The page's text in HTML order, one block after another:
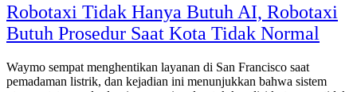
Robotaxi Tidak Hanya Butuh AI, Robotaxi
Butuh Prosedur Saat Kota Tidak Normal
Waymo sempat menghentikan layanan di San Francisco saat
pemadaman listrik, dan kejadian ini menunjukkan bahwa sistem